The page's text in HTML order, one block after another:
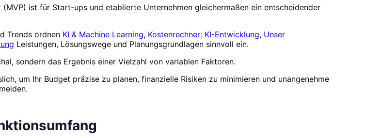
ist für Start-ups und etablierte Unternehmen gleichermaßen ein entscheidender
Trends ordnen KI & Machine Learning, Kostenrechner: KI-Entwicklung, Unser
Leistungen, Lösungswege und Planungsgrundlagen sinnvoll ein.
sondern das Ergebnis einer Vielzahl von variablen Faktoren.
um Ihr Budget präzise zu planen, finanzielle Risiken zu minimieren und unangenehme